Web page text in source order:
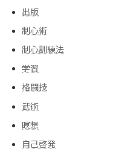
出版
制心術
制心訓練法
学習
格闘技
武術
瞑想
自己啓発